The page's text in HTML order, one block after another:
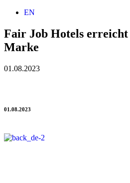
EN
Fair Job Hotels
Marke
01.08.2023
01.08.2023